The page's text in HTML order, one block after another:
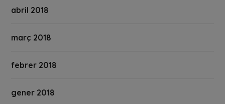
abril 2018
març 2018
febrer 2018
gener 2018